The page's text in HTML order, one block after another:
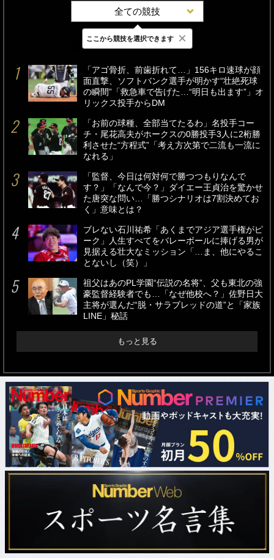
全ての競技
最新 24時間 週間
「アゴ骨折、前歯折れて…」156キロ速球が顔
面直撃、ソフトバンク選手が明かす“壮絶死球
の瞬間”「救急車で告げた…“明日も出ます”」オ
リックス投手からDM
「お前の球種、全部当てたるわ」名投手コー
チ・尾花高夫がホークスの0勝投手3人に2桁勝
利させた“方程式”「考え方次第で二流も一流に
なれる」
「監督、今日は何対何で勝つつもりなんで
す？」「なんで今？」ダイエー王貞治を驚かせ
た唐突な問い…「勝つシナリオは7割決めてお
く」意味とは？
ブレない石川祐希「あくまでアジア選手権がピ
ーク」人生すべてをバレーボールに捧げる男が
見据える壮大なミッション「…ま、他にやるこ
とないし（笑）」
祖父はあのPL学園“伝説の名将”、父も東北の強
豪監督経験者でも…「なぜ他校へ？」佐野日大
主将が選んだ“脱・サラブレッドの道”と「家族
LINE」秘話
もっと見る
ここから競技を選択できます ×